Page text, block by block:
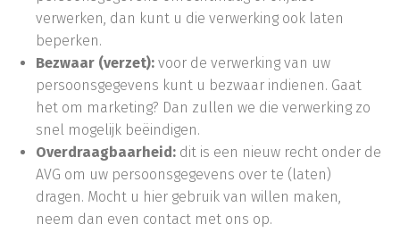
verwerken, dan kunt u die verwerking ook laten
beperken.
Bezwaar (verzet): voor de verwerking van uw
persoonsgegevens kunt u bezwaar indienen. Gaat
het om marketing? Dan zullen we die verwerking zo
snel mogelijk beëindigen.
Overdraagbaarheid: dit is een nieuw recht onder de
AVG om uw persoonsgegevens over te (laten)
dragen. Mocht u hier gebruik van willen maken,
neem dan even contact met ons op.